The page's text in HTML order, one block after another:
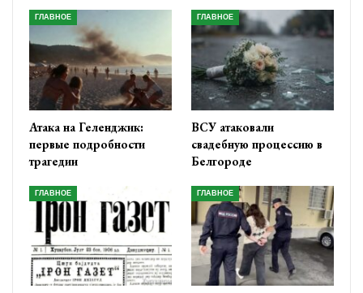
ГЛАВНОЕ
Атака на Геленджик:
первые подробности
трагедии
ГЛАВНОЕ
ВСУ атаковали
свадебную процессию в
Белгороде
ГЛАВНОЕ ГЛАВНОЕ